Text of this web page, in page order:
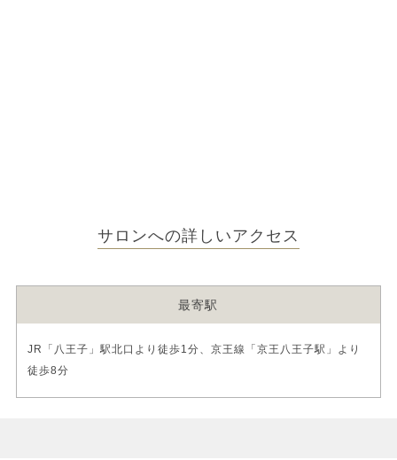
サロンへの詳しいアクセス
最寄駅
JR「八王子」駅北口より徒歩1分、京王線「京王八王子駅」より
徒歩8分